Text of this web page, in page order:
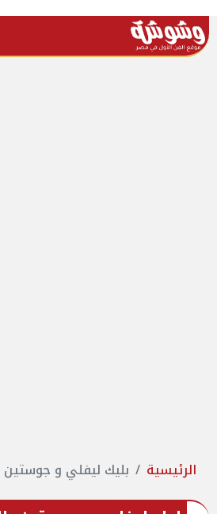
الرئيسية بليك ليفلي و جوستين